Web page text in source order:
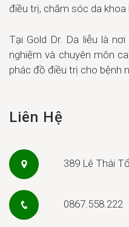
điều trị, chăm sóc da khoa
Tại Gold Dr. Da liễu là
nghiệm và chuyên môn
phác đồ điều trị cho bệnh
Liên Hệ
389 Lê Thái
0867.558.222